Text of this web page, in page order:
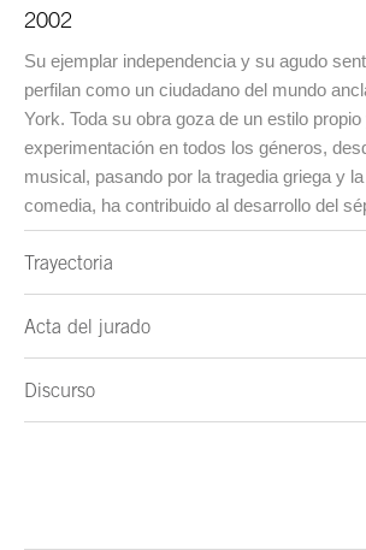
2002
Su ejemplar independencia y su agudo
perfilan como un ciudadano del mundo
York. Toda su obra goza de un estilo
experimentación en todos los géneros,
musical, pasando por la tragedia griega y
comedia, ha contribuido al desarrollo del
Trayectoria
Acta del jurado
Discurso